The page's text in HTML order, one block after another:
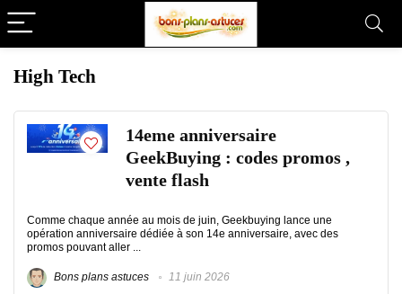
High Tech
14eme anniversaire
GeekBuying : codes promos ,
vente flash
Comme chaque année au mois de juin, Geekbuying lance une
opération anniversaire dédiée à son 14e anniversaire, avec des
promos pouvant aller ...
Bons plans astuces 11 juin 2026